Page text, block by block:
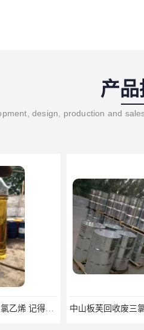
产
design, production and
三氯乙烯 记得找莞峰处理 中山